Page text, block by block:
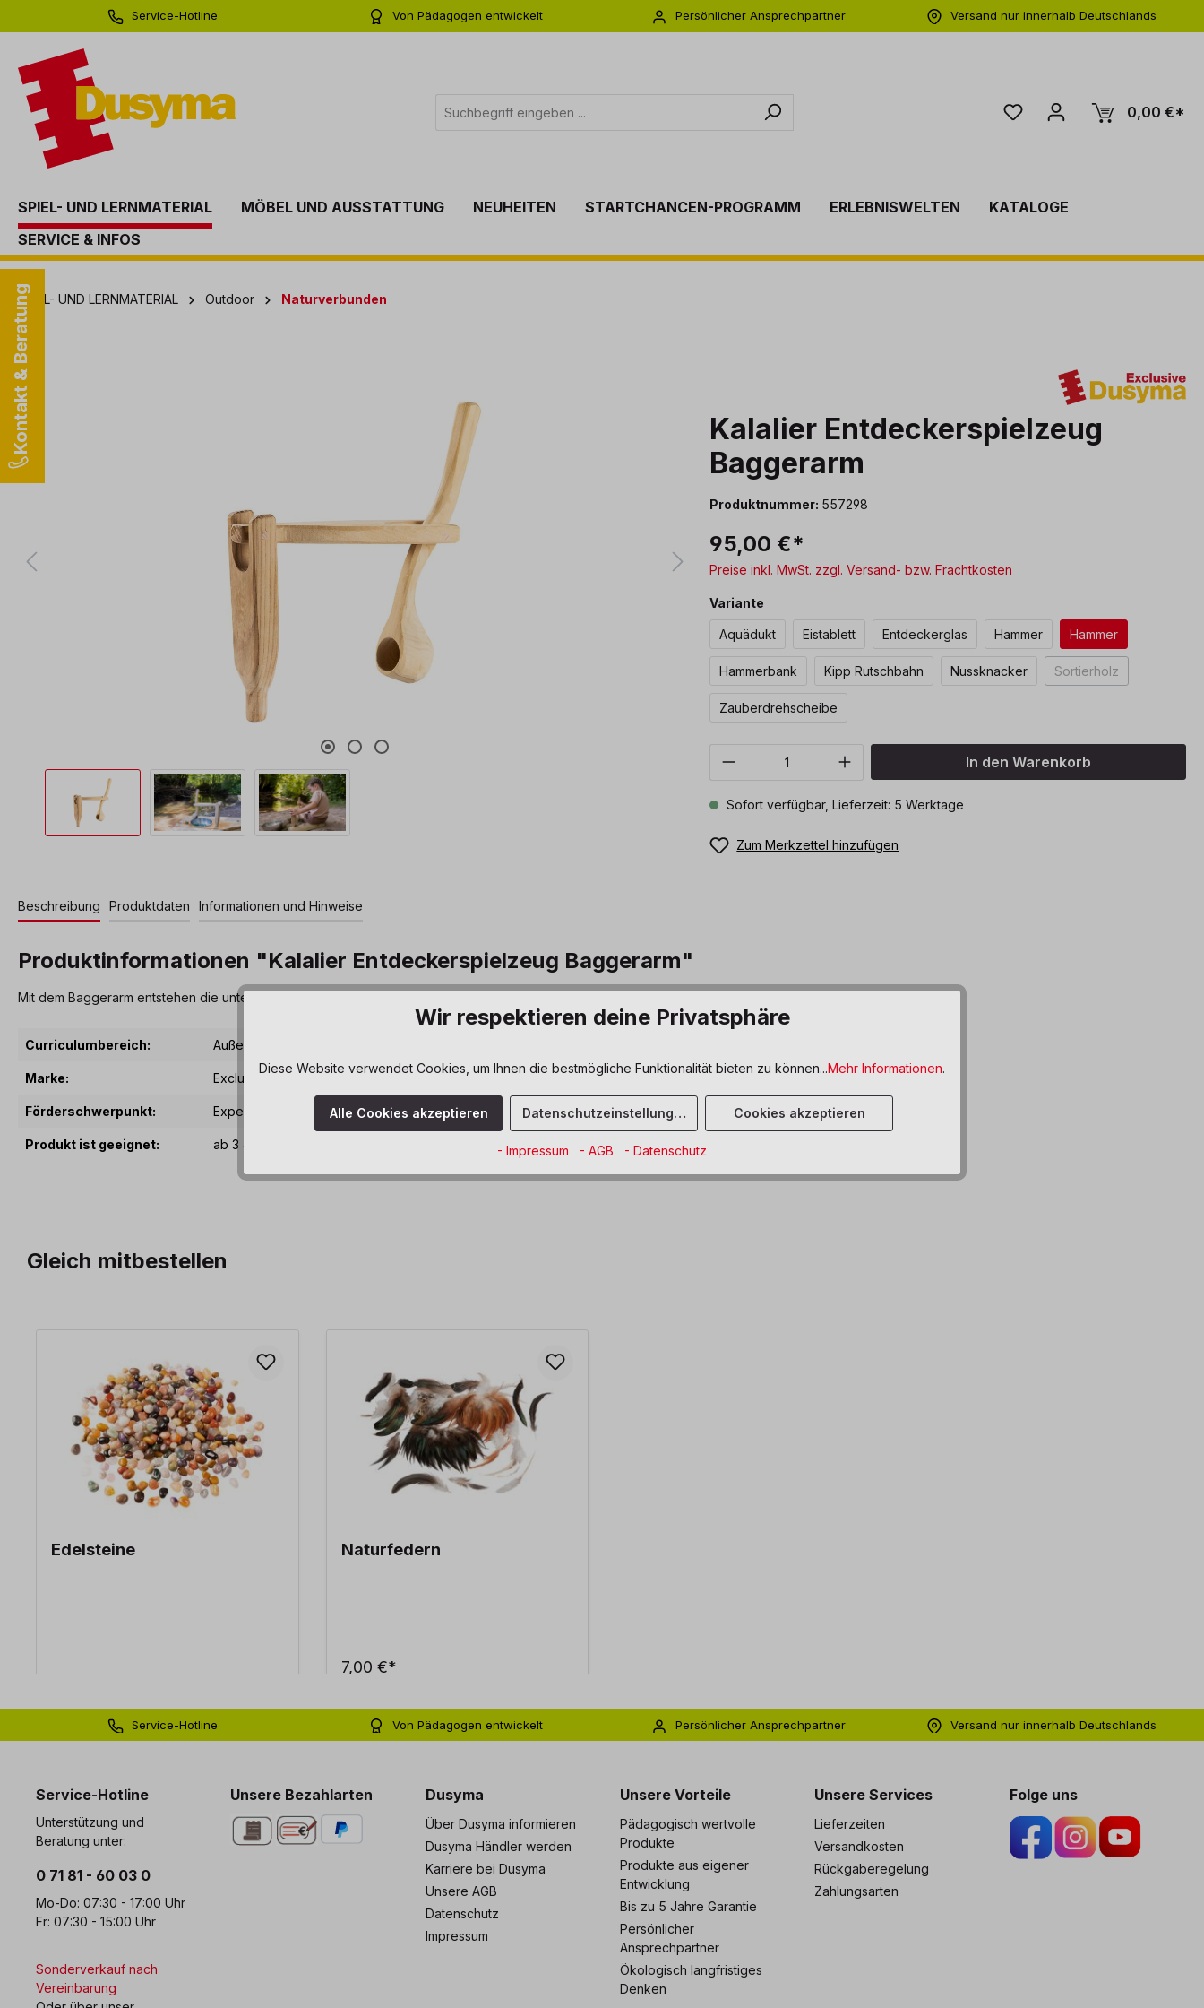
Zur Hauptnavigation springen
Service-Hotline
Von Pädagogen entwickelt
Persönlicher Ansprechpartner
Versand nur innerhalb Deutschlands
0,00 €*
SPIEL- UND LERNMATERIAL MÖBEL UND AUSSTATTUNG NEUHEITEN STARTCHANCEN-PROGRAMM ERLEBNISWELTEN
KATALOGE
SERVICE & INFOS
Kontakt & Beratung
SPIEL- UND LERNMATERIAL Outdoor Naturverbunden
Bildergalerie überspringen
Kalalier Entdeckerspielzeug
Baggerarm
Produktnummer: 557298
95,00 €*
Preise inkl. MwSt. zzgl. Versand- bzw. Frachtkosten
Variante
Aquädukt Eistablett Entdeckerglas Hammer Hammer
Hammerbank Kipp Rutschbahn Nussknacker Sortierholz(Diese Option ist
Zauberdrehscheibe
Produkt Anzahl: Gib den gewünschten Wert
In den Warenkorb
Sofort verfügbar, Lieferzeit: 5 Werktage
Zum Merkzettel hinzufügen
Beschreibung Produktdaten Informationen und Hinweise
Produktinformationen "Kalalier Entdeckerspielzeug Baggerarm"
Mit dem Baggerarm entstehen die unterschiedlichsten Baustellenszenarien.
Curriculumbereich: Außenspiel & Spielplatzgeräte
Marke: Exclusive by Dusyma
Förderschwerpunkt: Experimentierfreude, Geschicklichkeit, Kreativität
Produkt ist geeignet: ab 3 Jahre
Gleich mitbestellen
Edelsteine Naturfedern
7,00 €*
Service-Hotline
Von Pädagogen entwickelt
Persönlicher Ansprechpartner
Versand nur innerhalb Deutschlands
Service-Hotline
Unterstützung und
Beratung unter:
0 71 81 - 60 03 0
Mo-Do: 07:30 - 17:00 Uhr
Fr: 07:30 - 15:00 Uhr
Sonderverkauf nach
Vereinbarung
Unsere Bezahlarten Dusyma
Über Dusyma informieren
Dusyma Händler werden
Karriere bei Dusyma
Unsere AGB
Datenschutz
Impressum
Unsere Vorteile
Pädagogisch wertvolle
Produkte
Produkte aus eigener
Entwicklung
Bis zu 5 Jahre Garantie
Persönlicher
Ansprechpartner
Ökologisch langfristiges
Denken
Unsere Services
Lieferzeiten
Versandkosten
Rückgaberegelung
Zahlungsarten
Folge uns
Wir respektieren deine Privatsphäre
Diese Website verwendet Cookies, um Ihnen die bestmögliche Funktionalität bieten zu können...Mehr Informationen.
Alle Cookies akzeptieren Datenschutzeinstellungen Cookies akzeptieren
- Impressum - AGB - Datenschutz